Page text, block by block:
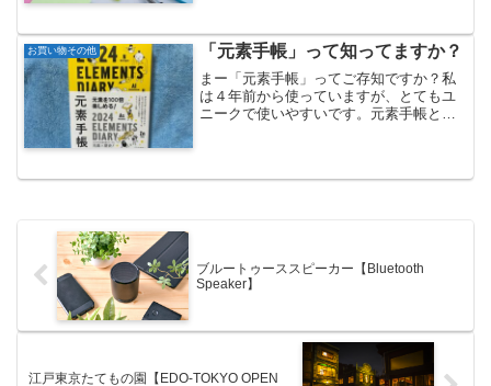
お買い物その他 「元素手帳」って知ってますか？
まー「元素手帳」ってご存知ですか？私
は４年前から使っていますが、とてもユ
ニークで使いやすいです。元素手帳とは
ブルートゥーススピーカー【Bluetooth
Speaker】
江戸東京たてもの園【EDO-TOKYO OPEN